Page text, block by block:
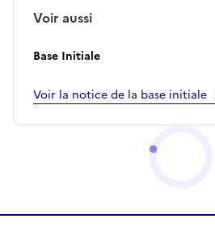
Voir aussi
Base Initiale
Voir la notice de la base initiale